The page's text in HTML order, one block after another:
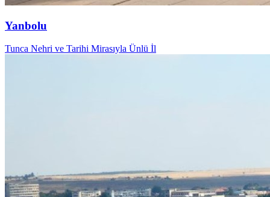
Yanbolu
Tunca Nehri ve Tarihi Mirasıyla Ünlü İl